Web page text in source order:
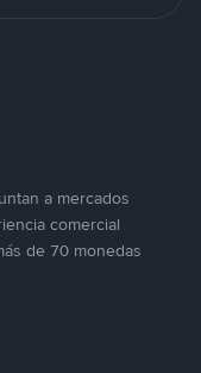
a mercados
comercial
de 70 monedas